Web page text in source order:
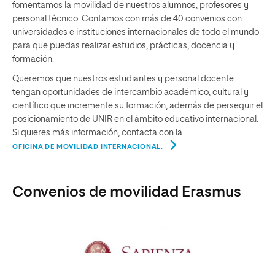
fomentamos la movilidad de nuestros alumnos, profesores y
personal técnico. Contamos con más de 40 convenios con
universidades e instituciones internacionales de todo el mundo
para que puedas realizar estudios, prácticas, docencia y
formación.
Queremos que nuestros estudiantes y personal docente
tengan oportunidades de intercambio académico, cultural y
científico que incremente su formación, además de perseguir el
posicionamiento de UNIR en el ámbito educativo internacional.
Si quieres más información, contacta con la
OFICINA DE MOVILIDAD INTERNACIONAL.
Convenios de movilidad Erasmus